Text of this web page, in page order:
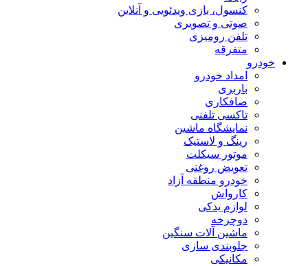
کنسول، بازی‌ ویدئویی و آنلاین
صوتی و تصویری
تلفن رومیزی
متفرقه
خودرو
امداد خودرو
باربری
صافکاری
تاکسی تلفنی
نمایشگاه ماشین
رینگ و لاستیک
موتور سیکلت
تعویض روغنی
خودرو منطقه آزاد
کارواش
لوازم یدکی
دوچرخه
ماشین آلات سنگین
جلوبندی سازی
مکانیکی